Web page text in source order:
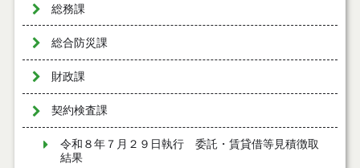
総務課
総合防災課
財政課
契約検査課
令和８年７月２９日執行 委託・賃貸借等見積徴取
結果